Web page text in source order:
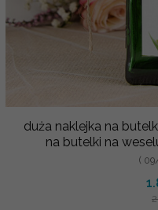
duża naklejka na
na butelki na
(